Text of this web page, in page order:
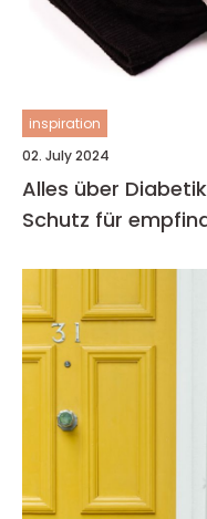
inspiration
02. July 2024
Alles über
Schutz für